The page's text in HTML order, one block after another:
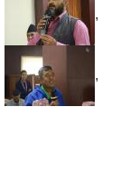
,
,